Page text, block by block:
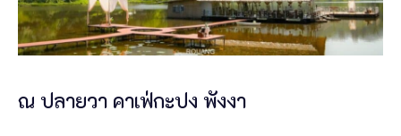
ณ ปลายวา คาเฟ่กะปง พังงา